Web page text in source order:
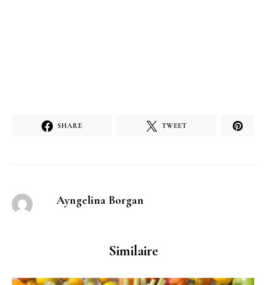
SHARE TWEET
Ayngelina Borgan
Similaire